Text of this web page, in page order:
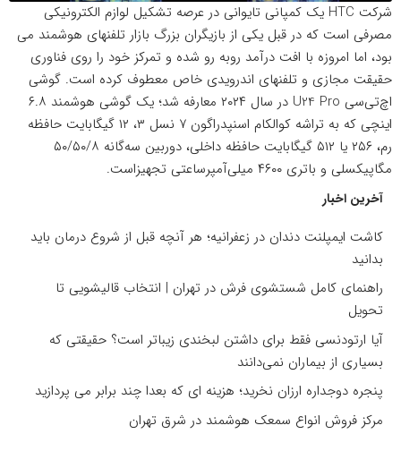
شرکت HTC یک کمپانی تایوانی در عرصه تشکیل لوازم الکترونیکی
مصرفی است که در قبل یکی از بازیگران بزرگ بازار تلفنهای هوشمند می
بود، اما امروزه با افت درآمد روبه رو شده و تمرکز خود را روی فناوری
حقیقت مجازی و تلفنهای اندرویدی خاص معطوف کرده است. گوشی
اچ‌تی‌سی U24 Pro در سال ۲۰۲۴ معارفه شد؛ یک گوشی هوشمند ۶.۸
اینچی که به تراشه کوالکام اسنپدراگون ۷ نسل ۳، ۱۲ گیگابایت حافظه
رم، ۲۵۶ یا ۵۱۲ گیگابایت حافظه داخلی، دوربین سه‌گانه ۵۰/۵۰/۸
مگاپیکسلی و باتری ۴۶۰۰ میلی‌آمپرساعتی تجهیزاست.
آخرین اخبار
کاشت ایمپلنت دندان در زعفرانیه؛ هر آنچه قبل از شروع درمان باید
بدانید
راهنمای کامل شستشوی فرش در تهران | انتخاب قالیشویی تا
تحویل
آیا ارتودنسی فقط برای داشتن لبخندی زیباتر است؟ حقیقتی که
بسیاری از بیماران نمی‌دانند
پنجره دوجداره ارزان نخرید؛ هزینه ای که بعدا چند برابر می پردازید
مرکز فروش انواع سمعک هوشمند در شرق تهران